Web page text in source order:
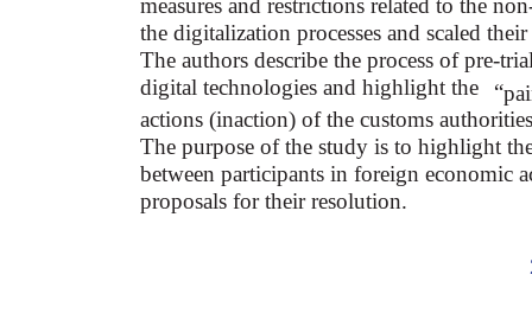
measures and restrictions related to the
the digitalization processes and scaled
The authors describe the process of pre-
digital technologies and highlight the
“
actions (inaction) of the customs
The purpose of the study is to highlight
between participants in foreign economic
proposals for their resolution.